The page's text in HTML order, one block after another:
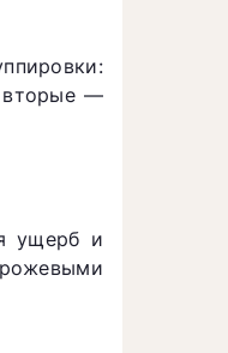
вторые —
ущерб и